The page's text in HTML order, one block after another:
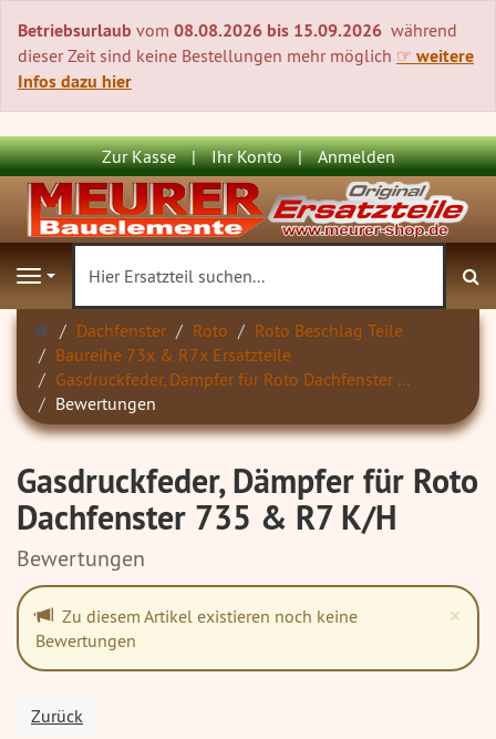
Betriebsurlaub vom 08.08.2026 bis 15.09.2026 während
dieser Zeit sind keine Bestellungen mehr möglich ☞ weitere
Infos dazu hier
Zur Kasse Ihr Konto Anmelden
Navigation
Startseite
Dachfenster Roto
Roto Beschlag Teile
Baureihe 73x & R7x Ersatzteile
Gasdruckfeder, Dämpfer für Roto Dachfenster ...
Bewertungen
Gasdruckfeder, Dämpfer für Roto
Dachfenster 735 & R7 K/H
Bewertungen
×
Zu diesem Artikel existieren noch keine
Bewertungen
Zurück